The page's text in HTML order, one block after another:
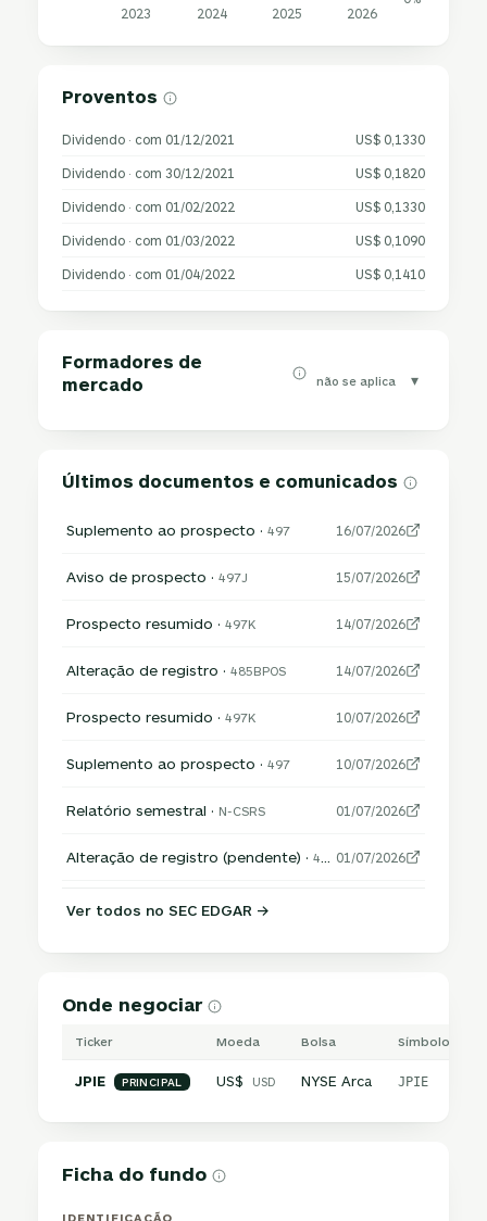
2023 2024 2025 2026
Proventos
Dividendo · com 01/12/2021 US$ 0,1330
Dividendo · com 30/12/2021 US$ 0,1820
Dividendo · com 01/02/2022 US$ 0,1330
Dividendo · com 01/03/2022 US$ 0,1090
Dividendo · com 01/04/2022 US$ 0,1410
Formadores de
mercado
não se aplica ▾
Últimos documentos e comunicados
Suplemento ao prospecto ·497 16/07/2026
Aviso de prospecto ·497J 15/07/2026
Prospecto resumido ·497K 14/07/2026
Alteração de registro ·485BPOS 14/07/2026
Prospecto resumido ·497K 10/07/2026
Suplemento ao prospecto ·497 10/07/2026
Relatório semestral · N-CSRS 01/07/2026
Alteração de registro (pendente) ·485APOS 01/07/2026
Ver todos no SEC EDGAR →
Onde negociar
Ticker Moeda Bolsa Símbolo
JPIE PRINCIPAL US$ USD NYSE Arca JPIE
Ficha do fundo
IDENTIFICAÇÃO